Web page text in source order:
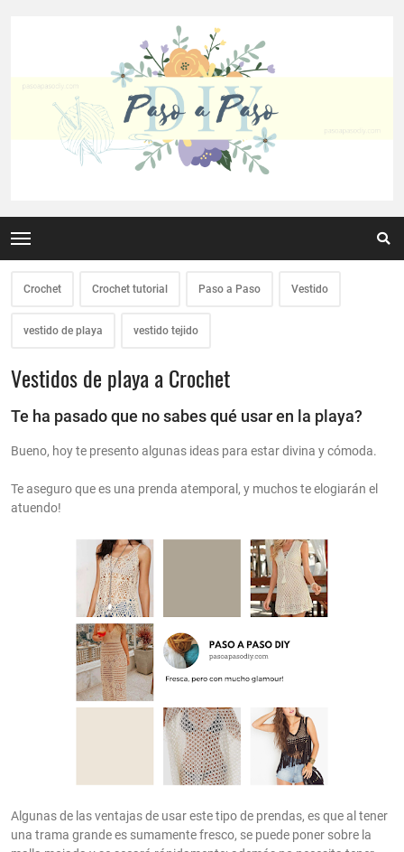
Crochet Crochet tutorial Paso a Paso Vestido
vestido de playa vestido tejido
Vestidos de playa a Crochet
Te ha pasado que no sabes qué usar en la playa?
Bueno, hoy te presento algunas ideas para estar divina y cómoda.
Te aseguro que es una prenda atemporal, y muchos te elogiarán el
atuendo!
Algunas de las ventajas de usar este tipo de prendas, es que al tener
una trama grande es sumamente fresco, se puede poner sobre la